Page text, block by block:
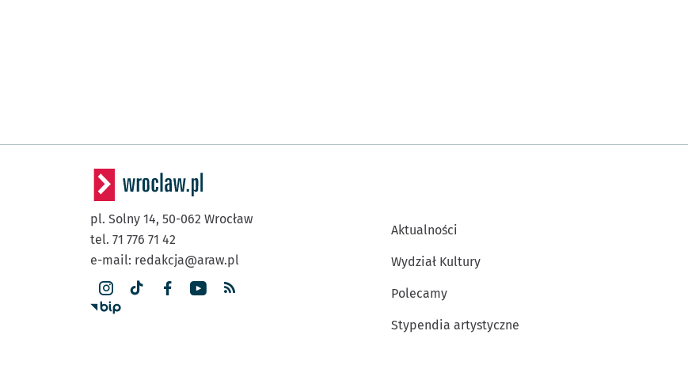
pl. Solny 14, 50-062 Wrocław
tel. 71 776 71 42
e-mail: redakcja@araw.pl
Aktualności
Wydział Kultury
Polecamy
Stypendia artystyczne